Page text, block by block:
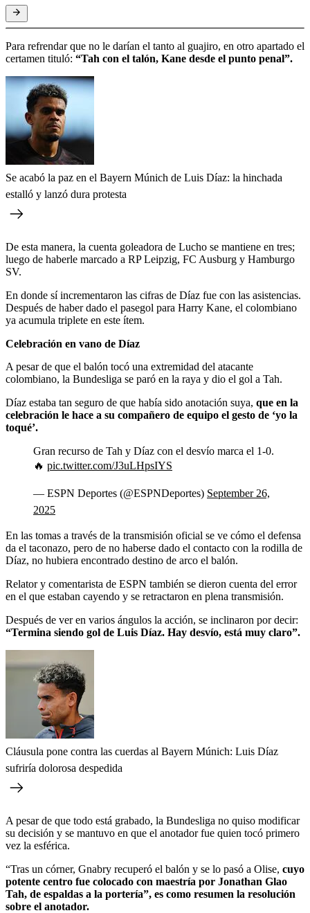
Para refrendar que no le darían el tanto al guajiro, en otro apartado el
certamen tituló: “Tah con el talón, Kane desde el punto penal”.
Se acabó la paz en el Bayern Múnich de Luis Díaz: la hinchada
estalló y lanzó dura protesta
De esta manera, la cuenta goleadora de Lucho se mantiene en tres;
luego de haberle marcado a RP Leipzig, FC Ausburg y Hamburgo
SV.
En donde sí incrementaron las cifras de Díaz fue con las asistencias.
Después de haber dado el pasegol para Harry Kane, el colombiano
ya acumula triplete en este ítem.
Celebración en vano de Díaz
A pesar de que el balón tocó una extremidad del atacante
colombiano, la Bundesliga se paró en la raya y dio el gol a Tah.
Díaz estaba tan seguro de que había sido anotación suya, que en la
celebración le hace a su compañero de equipo el gesto de ‘yo la
toqué’.
Gran recurso de Tah y Díaz con el desvío marca el 1-0.
🔥 pic.twitter.com/J3uLHpsIYS
— ESPN Deportes (@ESPNDeportes) September 26,
2025
En las tomas a través de la transmisión oficial se ve cómo el defensa
da el taconazo, pero de no haberse dado el contacto con la rodilla de
Díaz, no hubiera encontrado destino de arco el balón.
Relator y comentarista de ESPN también se dieron cuenta del error
en el que estaban cayendo y se retractaron en plena transmisión.
Después de ver en varios ángulos la acción, se inclinaron por decir:
“Termina siendo gol de Luis Díaz. Hay desvío, está muy claro”.
Cláusula pone contra las cuerdas al Bayern Múnich: Luis Díaz
sufriría dolorosa despedida
A pesar de que todo está grabado, la Bundesliga no quiso modificar
su decisión y se mantuvo en que el anotador fue quien tocó primero
vez la esférica.
“Tras un córner, Gnabry recuperó el balón y se lo pasó a Olise, cuyo
potente centro fue colocado con maestría por Jonathan Glao
Tah, de espaldas a la portería”, es como resumen la resolución
sobre el anotador.